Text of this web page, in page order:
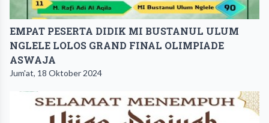
EMPAT PESERTA DIDIK MI BUSTANUL ULUM
NGLELE LOLOS GRAND FINAL OLIMPIADE
ASWAJA
Jum'at, 18 Oktober 2024